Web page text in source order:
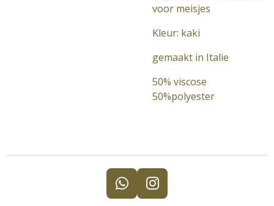
voor meisjes
Kleur: kaki
gemaakt in Italie
50% viscose
50%polyester
W
I